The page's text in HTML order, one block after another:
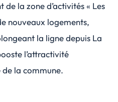
la zone d’activités « Les
nouveaux logements,
la ligne depuis La
l’attractivité
la commune.